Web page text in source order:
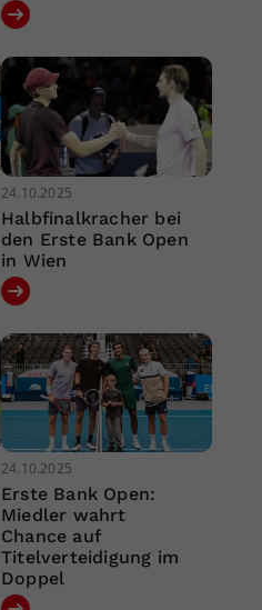
24.10.2025
Halbfinalkracher bei
den Erste Bank Open
in Wien
24.10.2025
Erste Bank Open:
Miedler wahrt
Chance auf
Titelverteidigung im
Doppel